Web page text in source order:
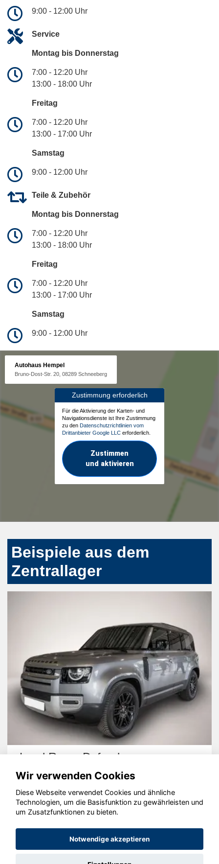
9:00 - 12:00 Uhr
Service
Montag bis Donnerstag
7:00 - 12:20 Uhr
13:00 - 18:00 Uhr
Freitag
7:00 - 12:20 Uhr
13:00 - 17:00 Uhr
Samstag
9:00 - 12:00 Uhr
Teile & Zubehör
Montag bis Donnerstag
7:00 - 12:20 Uhr
13:00 - 18:00 Uhr
Freitag
7:00 - 12:20 Uhr
13:00 - 17:00 Uhr
Samstag
9:00 - 12:00 Uhr
Autohaus Hempel
Bruno-Dost-Str. 20, 08289 Schneeberg
Zustimmung erforderlich
Für die Aktivierung der Karten- und
Navigationsdienste ist Ihre Zustimmung
zu den Datenschutzrichtlinien vom
Drittanbieter Google LLC erforderlich.
Zustimmen
und aktivieren
Beispiele aus dem
Zentrallager
Land Rover Defender
© konjunkturmotor.de GmbH 2020 - 2026
Wir verwenden Cookies
Diese Webseite verwendet Cookies und ähnliche
Technologien, um die Basisfunktion zu gewährleisten und
um Zusatzfunktionen zu bieten.
Notwendige akzeptieren